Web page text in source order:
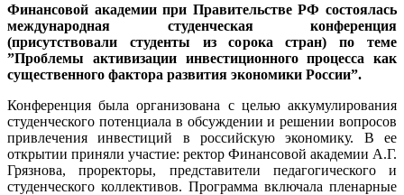
Финансовой академии при Правительстве РФ состоялась
международная студенческая конференция
(присутствовали студенты из сорока стран) по теме
”Проблемы активизации инвестиционного процесса как
существенного фактора развития экономики России”.
Конференция была организована с целью аккумулирования
студенческого потенциала в обсуждении и решении вопросов
привлечения инвестиций в российскую экономику. В ее
открытии приняли участие: ректор Финансовой академии А.Г.
Грязнова, проректоры, представители педагогического и
студенческого коллективов. Программа включала пленарные